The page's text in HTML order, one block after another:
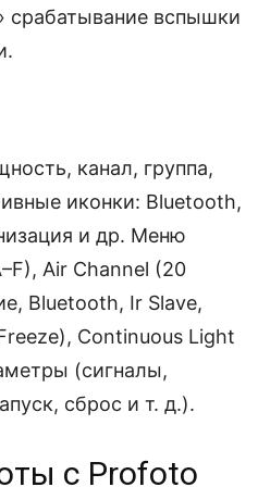
срабатывание вспышки
канал, группа,
иконки: Bluetooth,
и др. Меню
Air Channel (20
Bluetooth, Ir Slave,
Continuous Light
(сигналы,
сброс и т. д.).
с Profoto